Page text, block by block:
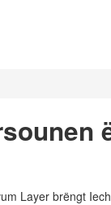
Layer brëngt